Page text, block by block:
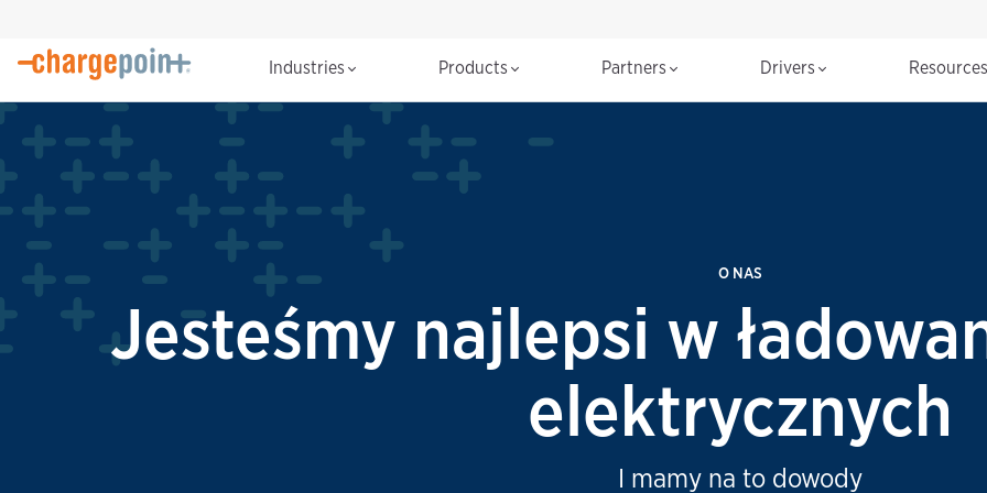
Industries Products Partners Drivers
O NAS
Jesteśmy najlepsi w
elektrycznych
I mamy na to dowody